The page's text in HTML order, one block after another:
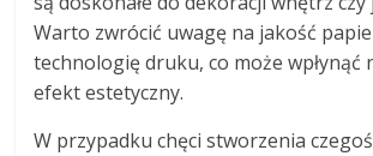
Warto zwrócić uwagę na jakość
technologię druku, co może wpłynąć
efekt estetyczny.
W przypadku chęci stworzenia